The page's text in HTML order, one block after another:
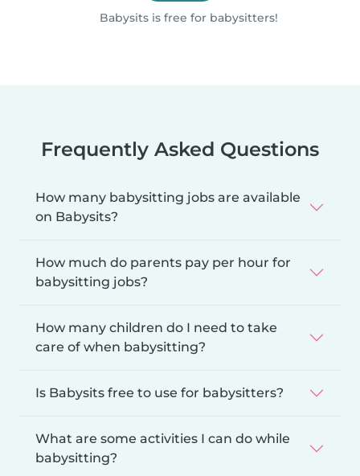
Babysits is free for babysitters!
Frequently Asked Questions
How many babysitting jobs are available
on Babysits?
How much do parents pay per hour for
babysitting jobs?
How many children do I need to take
care of when babysitting?
Is Babysits free to use for babysitters?
What are some activities I can do while
babysitting?